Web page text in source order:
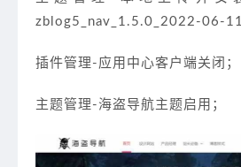
zblog5_nav_1.5.0_2022-06-
插件管理-应用中心客户端关闭；
主题管理-海盗导航主题启用；